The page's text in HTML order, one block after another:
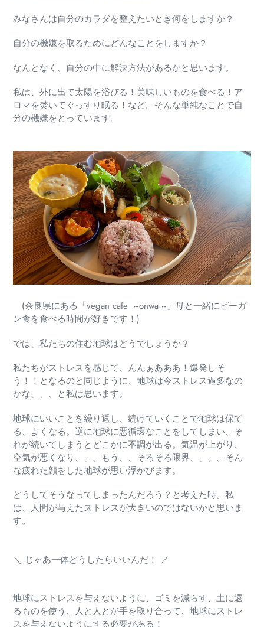
みなさんは自分のカラダを整えたいとき何をしますか？
自分の機嫌を取るためにどんなことをしますか？
なんとなく、自分の中に解決方法があるかと思います。
私は、 外に出て太陽を浴びる！美味しいものを食べる！ア
ロマを焚いてぐっすり眠る！など。 そんな単純なことで自
分の機嫌をとっています。
(奈良県にある「vegan cafe ~onwa ~」母と一緒にビーガ
ン食を食べる時間が好きです！)
では、私たちの住む地球はどうでしょうか？
私たちがストレスを感じて、んんぁあああ！爆発しそ
う！！となるのと同じように、 地球は今ストレス過多なの
かな、、、と私は思います。
地球にいいことを繰り返し、続けていくことで地球は保て
る、よくなる。 逆に地球に悪循環なことをしてしまい、そ
れが続いてしまうとどこかに不調が出る。 気温が上がり、
空気が悪くなり、、、もう、、そろそろ限界、、、、 そん
な疲れた顔をした地球が思い浮かびます。
どうしてそうなってしまったんだろう？と考えた時。 私
は、人間が与えたストレスが大きいのではないかと思いま
す。
＼ じゃあ一体どうしたらいいんだ！ ／
地球にストレスを与えないように、ゴミを減らす、土に還
るものを使う、 人と人とが手を取り合って、地球にストレ
スを与えないようにする必要がある！